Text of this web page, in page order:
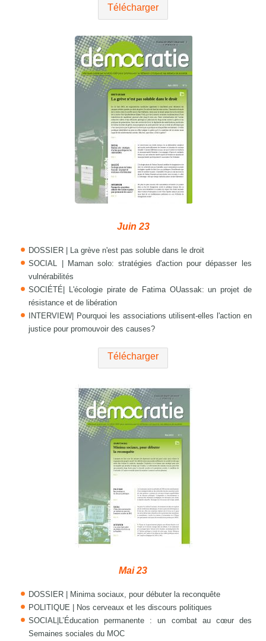
Télécharger
Juin 23
DOSSIER | La grève n'est pas soluble dans le droit
SOCIAL | Maman solo: stratégies d'action pour dépasser les
vulnérabilités
SOCIÉTÉ| L'écologie pirate de Fatima OUassak: un projet de
résistance et de libération
INTERVIEW| Pourquoi les associations utilisent-elles l'action en
justice pour promouvoir des causes?
Télécharger
Mai 23
DOSSIER | Minima sociaux, pour débuter la reconquête
POLITIQUE | Nos cerveaux et les discours politiques
SOCIAL|L’Éducation permanente : un combat au cœur des
Semaines sociales du MOC